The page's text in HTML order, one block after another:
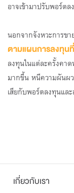
อาจเข้ามาปรับพอร์ต
นอกจากจังหวะการข
ตามแผนการลงทุน
ลงทุนในแต่ละครั้งคา
มากขึ้น หนีความผันผว
เสียกับพอร์ตลงทุนแล
เกี่ยวกับเรา